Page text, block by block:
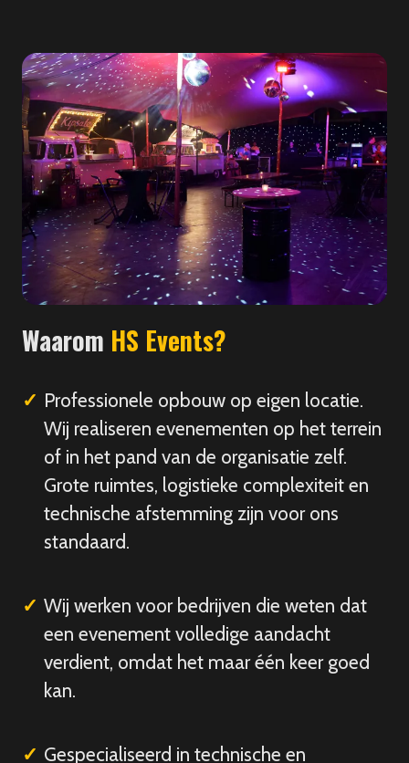
Waarom HS Events?
Professionele opbouw op eigen locatie.
Wij realiseren evenementen op het terrein
of in het pand van de organisatie zelf.
Grote ruimtes, logistieke complexiteit en
technische afstemming zijn voor ons
standaard.
Wij werken voor bedrijven die weten dat
een evenement volledige aandacht
verdient, omdat het maar één keer goed
kan.
Gespecialiseerd in technische en